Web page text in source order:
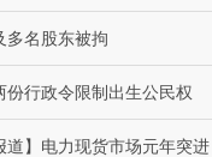
多名股东被拘
份行政令限制出生公民权
道】电力现货市场元年突进